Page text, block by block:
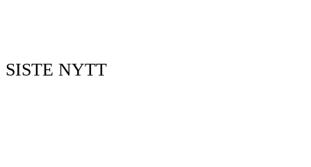
SISTE NYTT